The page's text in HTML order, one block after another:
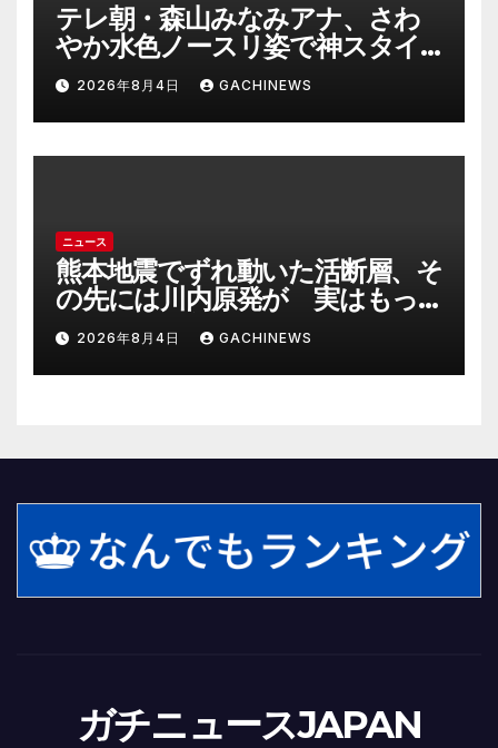
テレ朝・森山みなみアナ、さわ
やか水色ノースリ姿で神スタイ
ル炸裂 「爽やかで可愛い」「最
上級にお似合い」(J-CASTニュー
ス)
2026年8月4日 GACHINEWS
ニュース
熊本地震でずれ動いた活断層、そ
の先には川内原発が 実はもっ
とヤバい事態を起こしそうなリ
スクも(J-CASTニュース)
2026年8月4日 GACHINEWS
ガチニュースJAPAN